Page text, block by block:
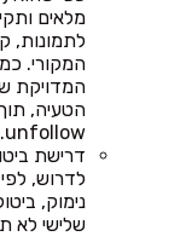
מלאים
לתמונות,
המקורי.
המדויקת
הטעיה,
unfollow.
דרישת
לדרוש,
נימוק,
שלישי לא